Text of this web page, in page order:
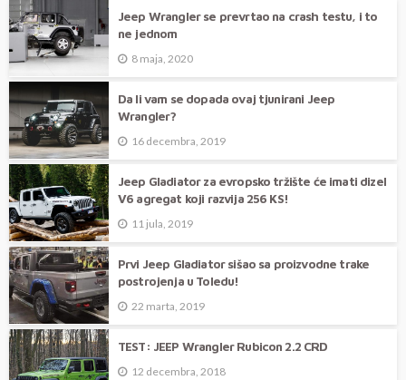
Jeep Wrangler se prevrtao na crash testu, i to
ne jednom
8 maja, 2020
Da li vam se dopada ovaj tjunirani Jeep
Wrangler?
16 decembra, 2019
Jeep Gladiator za evropsko tržište će imati dizel
V6 agregat koji razvija 256 KS!
11 jula, 2019
Prvi Jeep Gladiator sišao sa proizvodne trake
postrojenja u Toledu!
22 marta, 2019
TEST: JEEP Wrangler Rubicon 2.2 CRD
12 decembra, 2018